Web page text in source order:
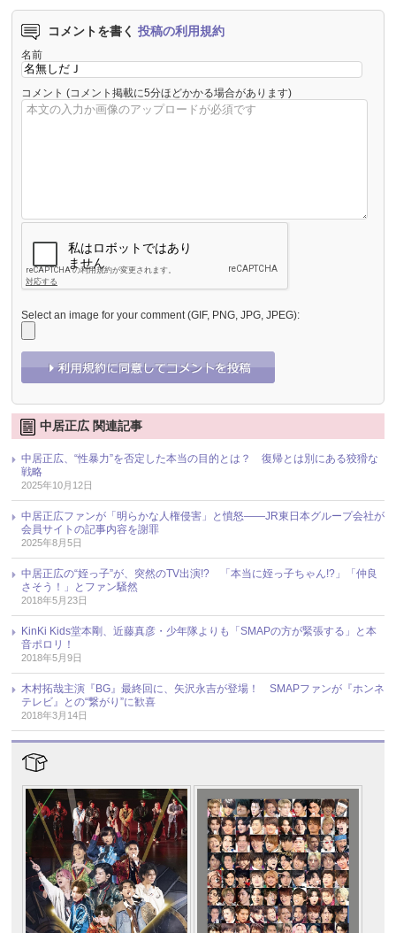
コメントを書く 投稿の利用規約
名前
コメント (コメント掲載に5分ほどかかる場合があります)
Select an image for your comment (GIF, PNG, JPG, JPEG):
中居正広 関連記事
中居正広、“性暴力”を否定した本当の目的とは？ 復帰とは別にある狡猾な
戦略
2025年10月12日
中居正広ファンが「明らかな人権侵害」と憤怒――JR東日本グループ会社が
会員サイトの記事内容を謝罪
2025年8月5日
中居正広の“姪っ子”が、突然のTV出演!? 「本当に姪っ子ちゃん!?」「仲良
さそう！」とファン騒然
2018年5月23日
KinKi Kids堂本剛、近藤真彦・少年隊よりも「SMAPの方が緊張する」と本
音ポロリ！
2018年5月9日
木村拓哉主演『BG』最終回に、矢沢永吉が登場！ SMAPファンが『ホンネ
テレビ』との“繋がり”に歓喜
2018年3月14日